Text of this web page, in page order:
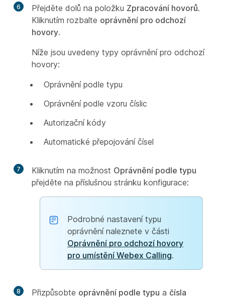
6 Přejděte dolů na položku Zpracování hovorů.
Kliknutím rozbalte oprávnění pro odchozí
hovory.
Níže jsou uvedeny typy oprávnění pro odchozí
hovory:
Oprávnění podle typu
Oprávnění podle vzoru číslic
Autorizační kódy
Automatické přepojování čísel
7 Kliknutím na možnost Oprávnění podle typu
přejděte na příslušnou stránku konfigurace:
Podrobné nastavení typu
oprávnění naleznete v části
Oprávnění pro odchozí hovory
pro umístění Webex Calling.
8 Přizpůsobte oprávnění podle typu a čísla